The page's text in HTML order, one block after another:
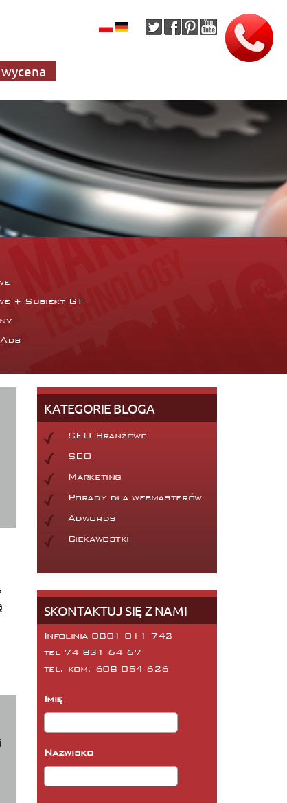
+ Subiekt GT
KATEGORIE BLOGA
SEO Branżowe
SEO
Marketing
Porady dla webmasterów
Adwords
Ciekawostki
SKONTAKTUJ SIĘ Z NAMI
Infolinia 0801 011 742
tel 74 831 64 67
tel. kom. 608 054 626
Imię
Nazwisko